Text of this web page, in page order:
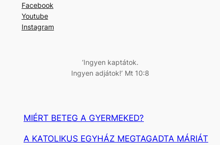
e
s
Facebook
Youtube
Instagram
‘Ingyen kaptátok.
Ingyen adjátok!’ Mt 10:8
MIÉRT BETEG A GYERMEKED?
A KATOLIKUS EGYHÁZ MEGTAGADTA MÁRIÁT